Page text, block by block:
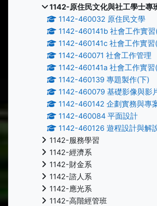
1142-原住民文化與社工學士專
1142-460032 原住民文學
1142-460141b 社會工作實習
1142-460141c 社會工作實習
1142-460071 社會工作管理
1142-460141a 社會工作實習
1142-460139 專題製作(下)
1142-460079 基礎影像與影
1142-460142 企劃實務與專
1142-460084 平面設計
1142-460126 遊程設計與解
1142-服務學習
1142-經濟系
1142-財金系
1142-諮人系
1142-應光系
1142-高階經管班